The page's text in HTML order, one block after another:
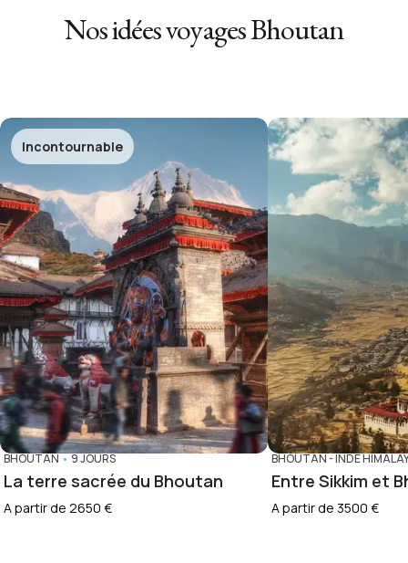
Nos idées voyagesBhoutan
Incontournable
BHOUTAN•9 JOURS
La terre sacrée du Bhoutan
A partir de 2650 €
BHOUTAN-INDE
Entre Sikkim et
A partir de 3500 €